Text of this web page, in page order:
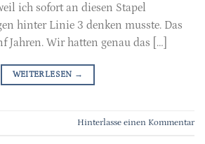
ich sofort an diesen Stapel
hinter Linie 3 denken musste. Das
Jahren. Wir hatten genau das […]
WEITERLESEN →
Hinterlasse einen Kommentar